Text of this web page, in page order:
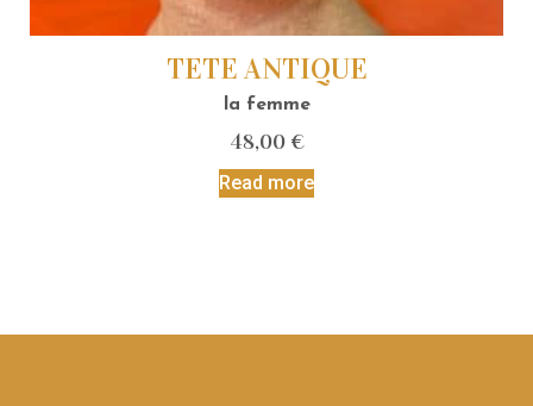
TETE ANTIQUE
la femme
48,00 €
Read more